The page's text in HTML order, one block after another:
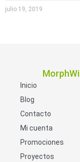
julio 19, 2019
Inicio
Blog
Contacto
Mi cuenta
Promociones
Proyectos